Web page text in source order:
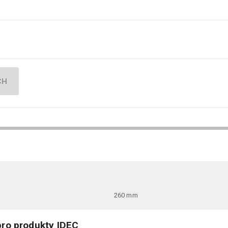
260 mm
produkty IDEC